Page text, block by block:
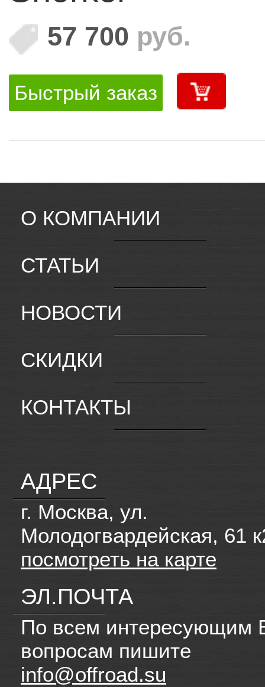
57 700 руб.
Быстрый заказ
О КОМПАНИИ
СТАТЬИ
НОВОСТИ
СКИДКИ
КОНТАКТЫ
АДРЕС
г. Москва, ул.
Молодогвардейская, 61
посмотреть на карте
ЭЛ.ПОЧТА
По всем интересующим
вопросам пишите
info@offroad.su